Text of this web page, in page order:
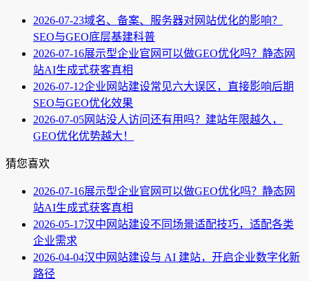
2026-07-23域名、备案、服务器对网站优化的影响？
SEO与GEO底层基建科普
2026-07-16展示型企业官网可以做GEO优化吗？静态网
站AI生成式获客真相
2026-07-12企业网站建设常见六大误区，直接影响后期
SEO与GEO优化效果
2026-07-05网站没人访问还有用吗？建站年限越久，
GEO优化优势越大！
猜您喜欢
2026-07-16展示型企业官网可以做GEO优化吗？静态网
站AI生成式获客真相
2026-05-17汉中网站建设不同场景适配技巧，适配各类
企业需求
2026-04-04汉中网站建设与 AI 建站，开启企业数字化新
路径